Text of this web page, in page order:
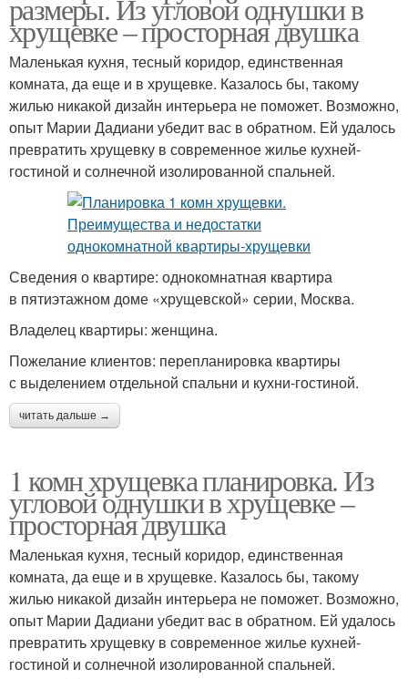
размеры. Из угловой однушки в
хрущевке – просторная двушка
Маленькая кухня, тесный коридор, единственная
комната, да еще и в хрущевке. Казалось бы, такому
жилью никакой дизайн интерьера не поможет. Возможно,
опыт Марии Дадиани убедит вас в обратном. Ей удалось
превратить хрущевку в современное жилье кухней-
гостиной и солнечной изолированной спальней.
Сведения о квартире: однокомнатная квартира
в пятиэтажном доме «хрущевской» серии, Москва.
Владелец квартиры: женщина.
Пожелание клиентов: перепланировка квартиры
с выделением отдельной спальни и кухни-гостиной.
читать дальше →
1 комн хрущевка планировка. Из
угловой однушки в хрущевке –
просторная двушка
Маленькая кухня, тесный коридор, единственная
комната, да еще и в хрущевке. Казалось бы, такому
жилью никакой дизайн интерьера не поможет. Возможно,
опыт Марии Дадиани убедит вас в обратном. Ей удалось
превратить хрущевку в современное жилье кухней-
гостиной и солнечной изолированной спальней.